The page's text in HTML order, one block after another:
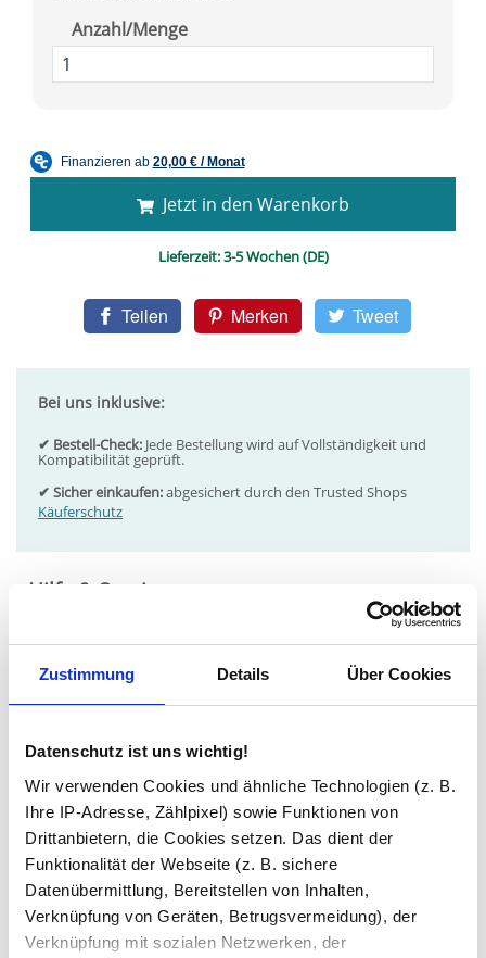
Zustimmung Details Über Cookies
Datenschutz ist uns wichtig!
Wir verwenden Cookies und ähnliche Technologien (z. B.
Ihre IP-Adresse, Zählpixel) sowie Funktionen von
Drittanbietern, die Cookies setzen. Das dient der
Funktionalität der Webseite (z. B. sichere
Datenübermittlung, Bereitstellen von Inhalten,
Verknüpfung von Geräten, Betrugsvermeidung), der
Verknüpfung mit sozialen Netzwerken, der
Nachtschränke nach Maß
Hilfe & Service
Konfiguration und Ausstattung
Lieferbare Dekore
Holz-/Farbdekor-Muster bestellen
Montageanleitung Lowboard
Anzahl/Menge
Jetzt in den Warenkorb
Lieferzeit:3-5 Wochen (DE)
Teilen Merken Tweet
Bei uns inklusive:
✔ Bestell-Check: Jede Bestellung wird auf Vollständigkeit und
Kompatibilität geprüft.
✔ Sicher einkaufen:abgesichert durch den Trusted Shops
Käuferschutz